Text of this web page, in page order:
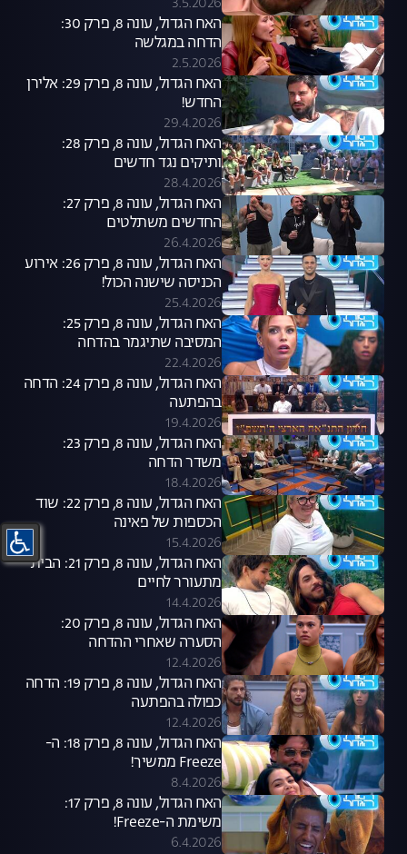
האח הגדול, עונה 8, פרק 30:
הדחה במגלשה
2.5.2026
האח הגדול, עונה 8, פרק 29: אלירן
החדש!
29.4.2026
האח הגדול, עונה 8, פרק 28:
ותיקים נגד חדשים
28.4.2026
האח הגדול, עונה 8, פרק 27:
החדשים משתלטים
26.4.2026
האח הגדול, עונה 8, פרק 26: אירוע
הכניסה שישנה הכול!
25.4.2026
האח הגדול, עונה 8, פרק 25:
המסיבה שתיגמר בהדחה
22.4.2026
האח הגדול, עונה 8, פרק 24: הדחה
בהפתעה
19.4.2026
האח הגדול, עונה 8, פרק 23:
משדר הדחה
18.4.2026
האח הגדול, עונה 8, פרק 22: שוד
הכספות של פאינה
15.4.2026
האח הגדול, עונה 8, פרק 21: הבית
מתעורר לחיים
14.4.2026
האח הגדול, עונה 8, פרק 20:
הסערה שאחרי ההדחה
12.4.2026
האח הגדול, עונה 8, פרק 19: הדחה
כפולה בהפתעה
12.4.2026
האח הגדול, עונה 8, פרק 18: ה-
Freeze ממשיך!
8.4.2026
האח הגדול, עונה 8, פרק 17:
משימת ה-Freeze!
6.4.2026